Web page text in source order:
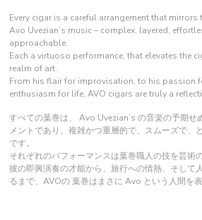
Every cigar is a careful arrangement that mirrors
Avo Uvezian’s music – complex, layered,
approachable.
Each a virtuoso performance, that elevates the
realm of art.
From his flair for improvisation, to his passion
enthusiasm for life, AVO cigars are truly a
すべての葉巻は、 Avo Uvezian’s の音楽の予期せ
メントであり、複雑かつ重層的で、スムーズで、
です。
それぞれのパフォーマンスは葉巻職人の技を芸術
彼の即興演奏の才能から、旅行への情熱、そして
るまで、AVOの 葉巻はまさに Avo という人間を表